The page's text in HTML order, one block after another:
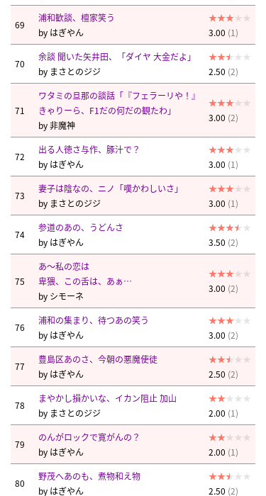
69
浦和歓談、檀家笑う
by はぎやん 3.00 (1)
70
余談 聞いた矢井田、「ダイヤ 大金だよ」
by まさとのジジ 2.50 (2)
71
ワタミの旦那の談話「『フェラーリや！』
きゃりーら、F1だの何だの観たわ」
by非魔神
3.00 (2)
72
出る人徳さ与作、豚汁で？
by はぎやん 3.00 (1)
73
妻子は陰なの、ニノ「嘆かわしいさ」
by まさとのジジ 3.00 (1)
74
参道のあの、うどんさ
by はぎやん 3.50 (2)
75
あ～私の恋は
卑猥、この舌は、あぁ…
by シモーネ
3.00 (2)
76
浦和の集まり、待つあの笑う
by はぎやん 3.00 (2)
77
豊島区あのさ、今朝の悪魔使徒
by はぎやん 2.50 (2)
78
まやかし損かいな、イカン阻止 加山
by まさとのジジ 2.00 (1)
79
のんがロックで寛がんの？
by はぎやん 2.00 (1)
80
野茂へあのも、煮物和え物
by はぎやん 2.50 (2)